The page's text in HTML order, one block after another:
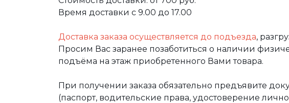
Время доставки с 9.00 до 17.00
Доставка заказа осуществляется до подъезда,
Просим Вас заранее позаботиться о наличии
подъёма на этаж приобретенного Вами товара.
При получении заказа обязательно предъявите
(паспорт, водительские права, удостоверение